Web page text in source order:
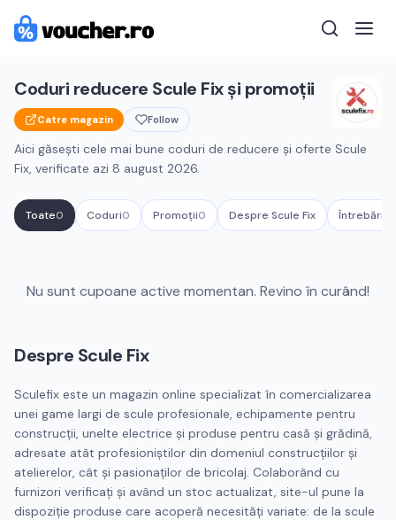
Coduri reducere Scule Fixși promoții
Catre magazin Follow
Aici găsești cele mai bune coduri de reducere și oferte Scule
Fix, verificate azi 8 august 2026.
Toate0 Coduri0 Promoții0 Despre Scule Fix Întrebări
Nu sunt cupoane active momentan. Revino în curând!
Despre Scule Fix
Sculefix este un magazin online specializat în comercializarea
unei game largi de scule profesionale, echipamente pentru
construcții, unelte electrice şi produse pentru casă şi grădină,
adresate atât profesioniştilor din domeniul construcţiilor şi
atelierelor, cât şi pasionaţilor de bricolaj. Colaborând cu
furnizori verificaţi şi având un stoc actualizat, site-ul pune la
dispoziţie produse care acoperă necesităţi variate: de la scule